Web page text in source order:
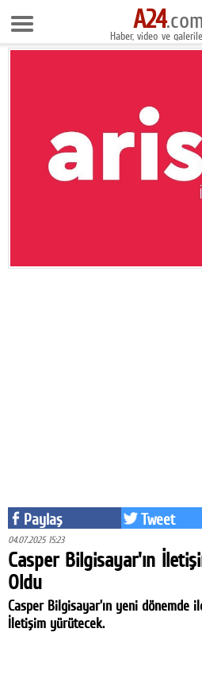
10 Ağustos 2026 3:55:08
Anasayfa
Video Galeri
Gündem
Magazin
Bilim
Kültür-sanat
Yazarlar
A24
Haber, video ve
Paylaş Tweet
04.07.2025 15:23
Casper Bilgisayar'ın
Oldu
Casper Bilgisayar’ın yeni dönemde
İletişim yürütecek.